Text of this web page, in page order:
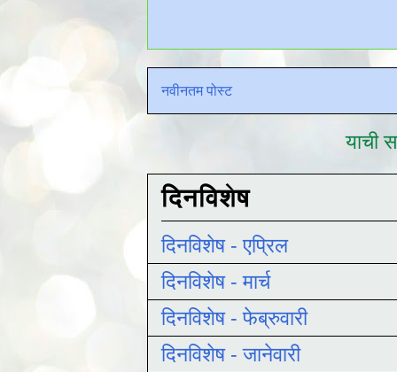
नवीनतम पोस्ट
याची
दिनविशेष
दिनविशेष - एप्रिल
दिनविशेष - मार्च
दिनविशेष - फेब्रुवारी
दिनविशेष - जानेवारी